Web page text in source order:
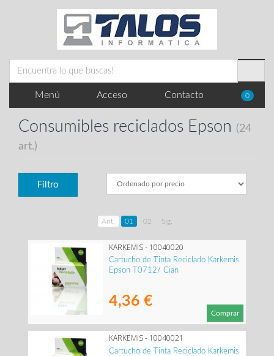
Menú Acceso Contacto 0
Consumibles reciclados Epson (24
art.)
Filtro
Ant. 01 02 Sig.
KARKEMIS - 10040020
Cartucho de Tinta Reciclado Karkemis
Epson T0712/ Cian
4,36 €
Comprar
KARKEMIS - 10040021
Cartucho de Tinta Reciclado Karkemis